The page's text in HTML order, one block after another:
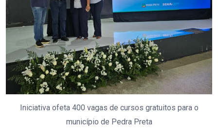
Iniciativa ofeta 400 vagas de cursos gratuitos para o
município de Pedra Preta